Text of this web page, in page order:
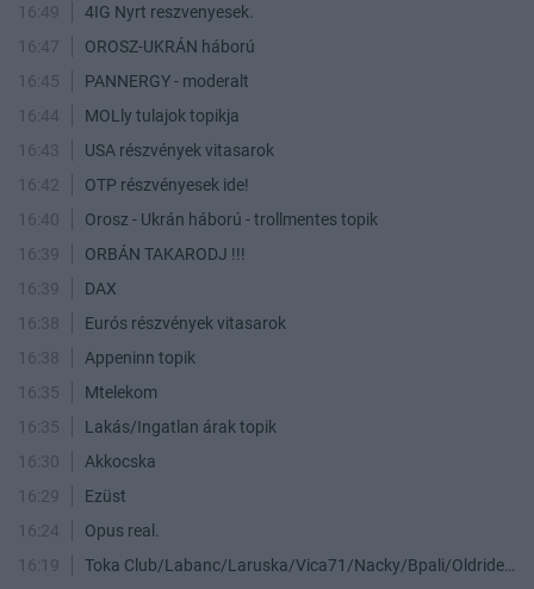
16:49
4IG Nyrt reszvenyesek.
16:47
OROSZ-UKRÁN háború
16:45
PANNERGY - moderalt
16:44
MOLly tulajok topikja
16:43
USA részvények vitasarok
16:42
OTP részvényesek ide!
16:40
Orosz - Ukrán háború - trollmentes topik
16:39
ORBÁN TAKARODJ !!!
16:39
DAX
16:38
Eurós részvények vitasarok
16:38
Appeninn topik
16:35
Mtelekom
16:35
Lakás/Ingatlan árak topik
16:30
Akkocska
16:29
Ezüst
16:24
Opus real.
16:19
Toka Club/Labanc/Laruska/Vica71/Nacky/Bpali/Oldrider/Josefernando/Mcbull/Kawaszabi